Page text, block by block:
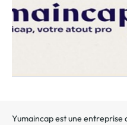
Yumaincap est une entreprise